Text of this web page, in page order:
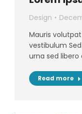
Design
Mauris
vestibulum
urna sed
Read more